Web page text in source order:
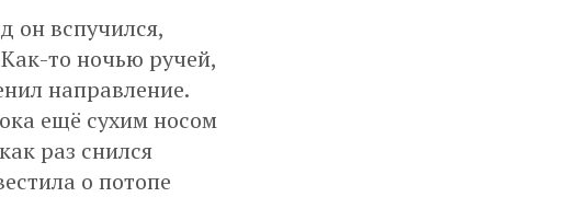
он вспучился,
то ночью ручей,
направление.
ещё сухим носом
раз снился
о потопе